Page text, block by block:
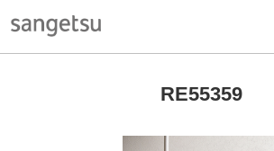
RE55359